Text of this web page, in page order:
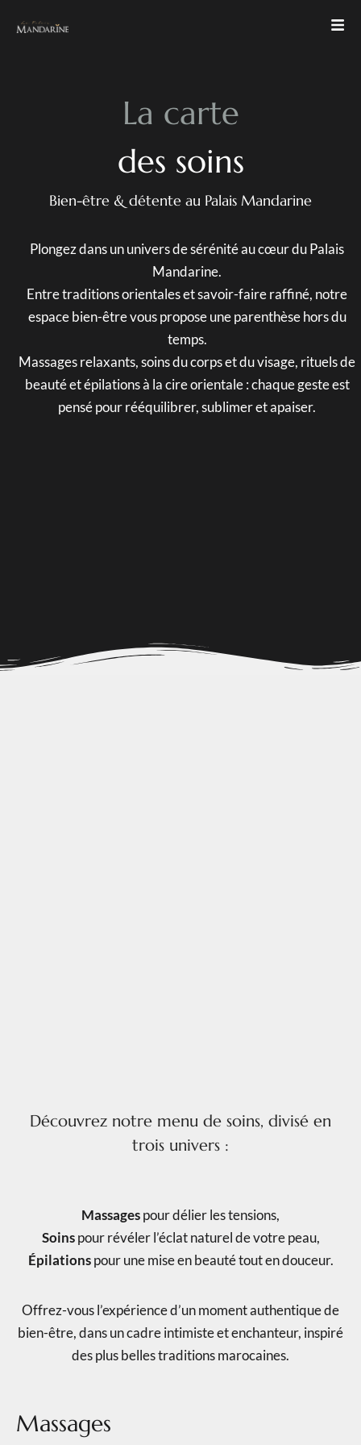
La carte
des soins
Bien-être & détente au Palais Mandarine
Plongez dans un univers de sérénité au cœur du Palais
Mandarine.
Entre traditions orientales et savoir-faire raffiné, notre
espace bien-être vous propose une parenthèse hors du
temps.
Massages relaxants, soins du corps et du visage, rituels de
beauté et épilations à la cire orientale : chaque geste est
pensé pour rééquilibrer, sublimer et apaiser.
Découvrez notre menu de soins, divisé en
trois univers :
Massagespour délier les tensions,
Soinspour révéler l’éclat naturel de votre peau,
Épilationspour une mise en beauté tout en douceur.
Offrez-vous l’expérience d’un moment authentique de
bien-être, dans un cadre intimiste et enchanteur, inspiré
des plus belles traditions marocaines.
Massages